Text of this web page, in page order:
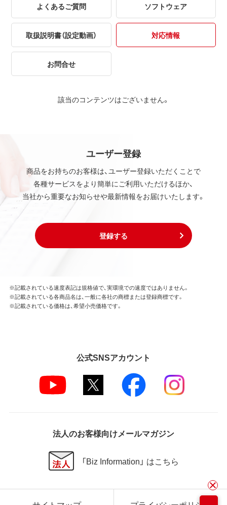
よくあるご質問 ソフトウェア
取扱説明書（設定動画） 対応情報
お問合せ
該当のコンテンツはございません。
ユーザー登録
商品をお持ちのお客様は、ユーザー登録いただくことで
各種サービスをより簡単にご利用いただけるほか、
当社から重要なお知らせや最新情報をお届けいたします。
登録する
※記載されている速度表記は規格値で、実環境での速度ではありません。
※記載されている各商品名は、一般に各社の商標または登録商標です。
※記載されている価格は、希望小売価格です。
公式SNSアカウント
法人のお客様向けメールマガジン
「Biz Information」 はこちら